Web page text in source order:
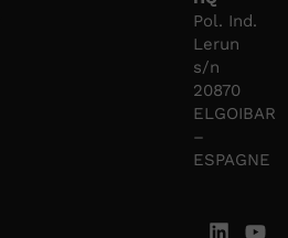
Pol. Ind.
Lerun
s/n
20870
ELGOIBAR
–
ESPAGNE